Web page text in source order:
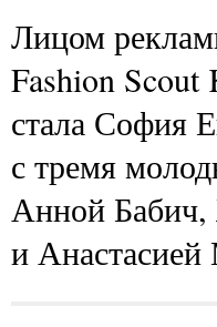
Лицом
Fashion
стала София
с тремя
Анной Бабич,
и